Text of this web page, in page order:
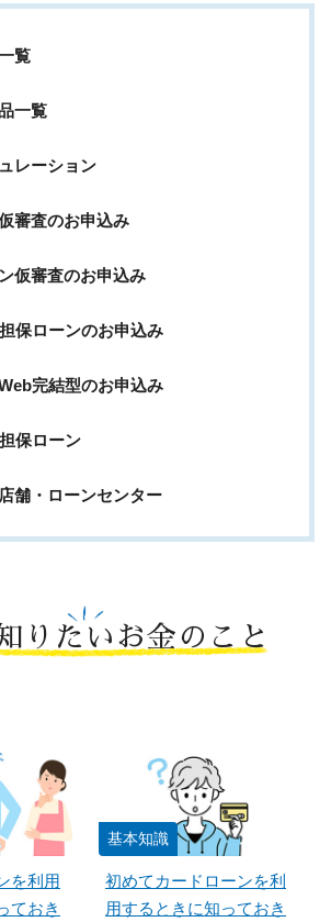
覧
一覧
レーション
審査のお申込み
仮審査のお申込み
保ローンのお申込み
完結型のお申込み
保ローン
舗・ローンセンター
りたいお金のこと
を利用
ておき
基本知識
初めてカードローンを利
用するときに知っておき